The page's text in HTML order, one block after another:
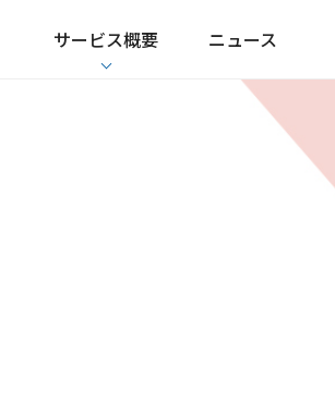
サービス概要 ニュース